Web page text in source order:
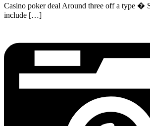
Casino poker deal Around three off a type �
include […]